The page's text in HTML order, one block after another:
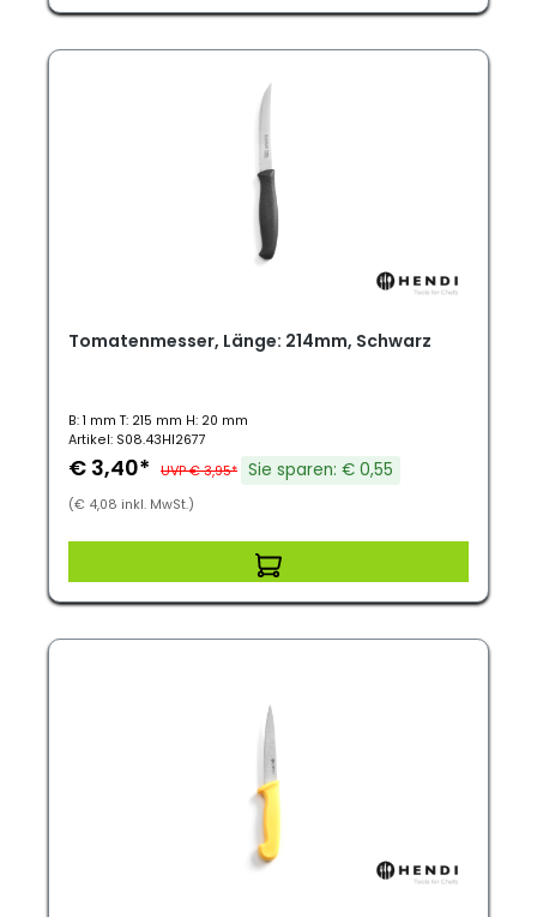
Tomatenmesser, Länge: 214mm, Schwarz
B: 1 mm T: 215 mm H: 20 mm
Artikel: S08.43HI2677
€ 3,40* UVP € 3,95* Sie sparen: € 0,55
(€ 4,08 inkl. MwSt.)